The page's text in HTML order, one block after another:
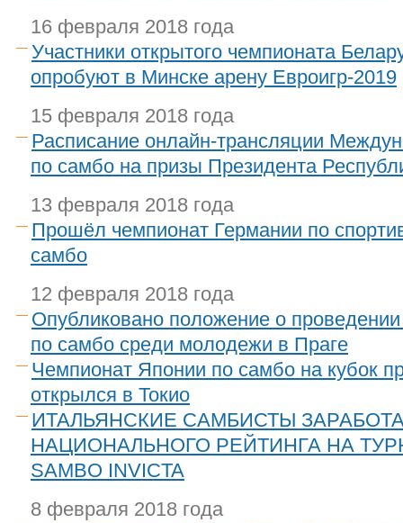
16 февраля 2018 года
Участники открытого чемпионата
опробуют в Минске арену Евроигр-2019
15 февраля 2018 года
Расписание онлайн-трансляции
по самбо на призы Президента
13 февраля 2018 года
Прошёл чемпионат Германии по
самбо
12 февраля 2018 года
Опубликовано положение о
по самбо среди молодежи в Праге
Чемпионат Японии по самбо на кубок
открылся в Токио
ИТАЛЬЯНСКИЕ САМБИСТЫ
НАЦИОНАЛЬНОГО РЕЙТИНГА НА
SAMBO INVICTA
8 февраля 2018 года